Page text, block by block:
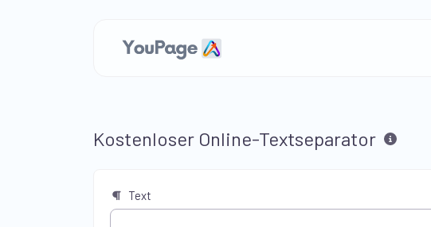
Kostenloser Online-Textseparator
Text